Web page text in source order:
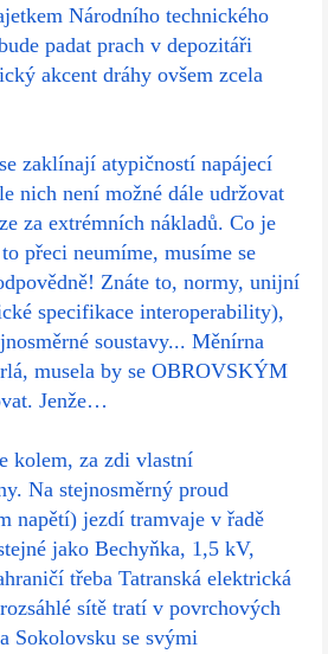
Národního technického
padat prach v depozitáři
akcent dráhy ovšem zcela
zaklínají atypičností napájecí
nich není možné dále udržovat
za extrémních nákladů. Co je
přeci neumíme, musíme se
Znáte to, normy, unijní
specifikace interoperability),
soustavy... Měnírna
musela by se OBROVSKÝM
Jenže…
kolem, za zdi vlastní
Na stejnosměrný proud
napětí) jezdí tramvaje v řadě
jako Bechyňka, 1,5 kV,
třeba Tatranská elektrická
sítě tratí v povrchových
Sokolovsku se svými